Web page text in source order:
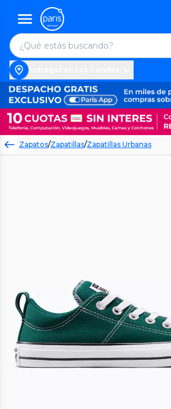
Zapatos/Zapatillas/Zapatillas Urbanas